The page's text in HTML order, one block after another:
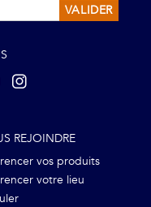
VALIDER
REJOINDRE
vos produits
votre lieu